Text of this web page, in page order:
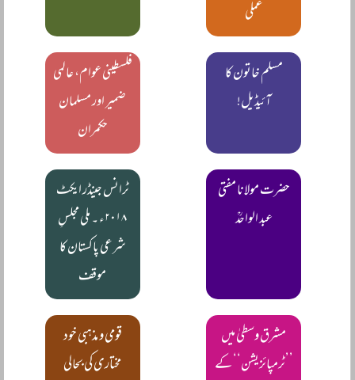
عملی
مسلم خاتون کا
آئیڈیل!
فلسطینی عوام، عالمی
ضمیر اور مسلمان
حکمران
حضرت مولانا مفتی
عبد الواحدؒ
ٹرانس جینڈر ایکٹ
۲۰۱۸ء ـ۔ ملی مجلسِ
شرعی پاکستان کا
موقف
مشرق وسطیٰ میں
’’ٹرمپائزیشن‘‘ کے
قومی و مذہبی خود
مختاری کی بحالی